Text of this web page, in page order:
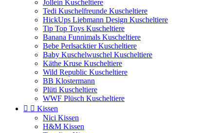
Jollein Kuscheltiere
Tedi Kuschelfreunde Kuscheltiere
HickUps Liebmann Design Kuscheltiere
Tip Top Toys Kuscheltiere
Banana Funnimals Kuscheltiere
Bebe Perlsacktier Kuscheltiere
Baby Kuschelwuschel Kuscheltiere
Käthe Kruse Kuscheltiere
Wild Republic Kuscheltiere
BB Klostermann
Plüti Kuscheltiere
WWF Plüsch Kuscheltiere
  Kissen
Nici Kissen
H&M Kissen